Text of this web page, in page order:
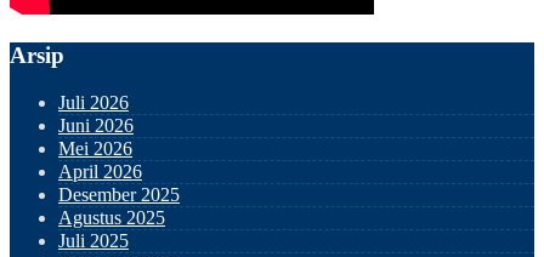
Arsip
Juli 2026
Juni 2026
Mei 2026
April 2026
Desember 2025
Agustus 2025
Juli 2025